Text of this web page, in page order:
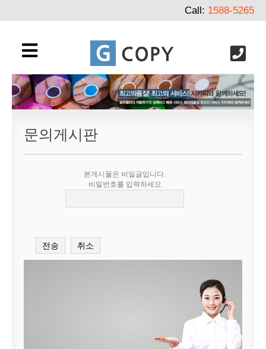
Call: 1588-5265
문의게시판
본게시물은 비밀글입니다.
비밀번호를 입력하세요